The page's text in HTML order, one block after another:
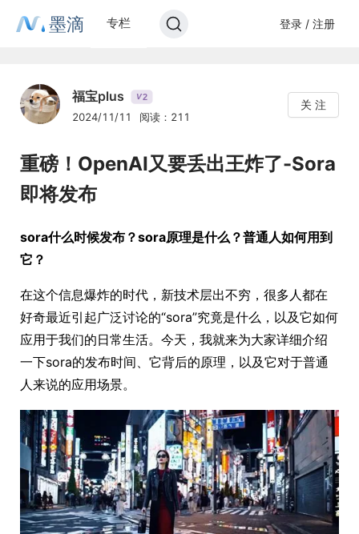
墨滴 专栏 登录 / 注册
福宝plus V2
2024/11/11 阅读：211
关 注
重磅！OpenAI又要丢出王炸了-Sora
即将发布
sora什么时候发布？sora原理是什么？普通人如何用到
它？
在这个信息爆炸的时代，新技术层出不穷，很多人都在
好奇最近引起广泛讨论的“sora”究竟是什么，以及它如何
应用于我们的日常生活。今天，我就来为大家详细介绍
一下sora的发布时间、它背后的原理，以及它对于普通
人来说的应用场景。